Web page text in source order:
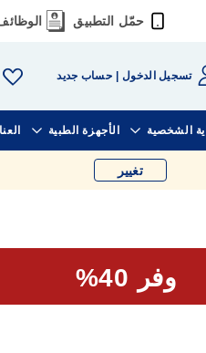
حمّل التطبيق
تسجيل الدخول حساب جديد
الشخصية الأجهزة الطبية
تغيير
وفر 40%